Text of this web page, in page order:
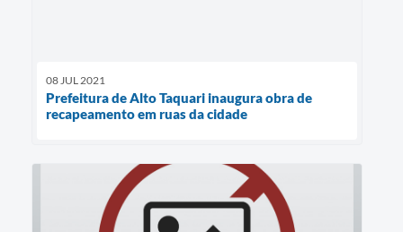
08 JUL 2021
Prefeitura de Alto Taquari inaugura obra de
recapeamento em ruas da cidade